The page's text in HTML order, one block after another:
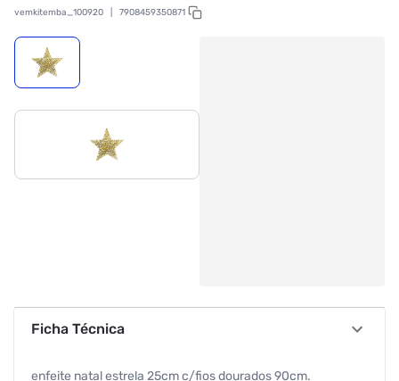
vemkitemba_100920 7908459350871
Ficha Técnica
enfeite natal estrela 25cm c/fios dourados 90cm.